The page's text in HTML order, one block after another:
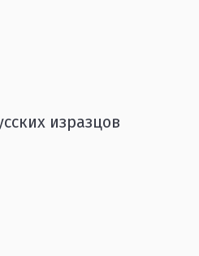
изразцов